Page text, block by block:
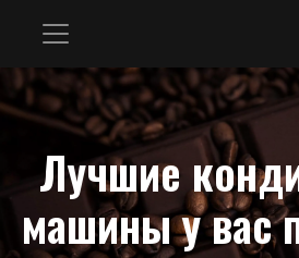
Лучшие
машины у вас